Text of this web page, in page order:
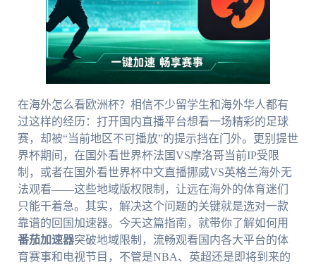
在海外怎么看欧洲杯？相信不少留学生和海外华人都有
过这样的经历：打开国内直播平台想看一场精彩的足球
赛，却被“当前地区不可播放”的提示挡在门外。更别提世
界杯期间，在国外看世界杯法国VS摩洛哥当前IP受限
制，或者在国外看世界杯中文直播挪威VS英格兰海外无
法观看——这些地域版权限制，让远在海外的体育迷们
只能干着急。其实，解决这个问题的关键就是选对一款
靠谱的回国加速器。今天这篇指南，就带你了解如何用
番茄加速器突破地域限制，流畅观看国内各大平台的体
育赛事和电视节目，不管是NBA、英超还是即将到来的